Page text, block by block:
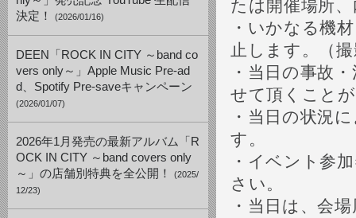
決定！
(2026/01/16)
DEEN「ROCK IN CITY ～band co
vers only～」Apple Music Pre-ad
d、Spotify Pre-saveキャンペーン
(2026/01/07)
2026年1月発売の最新アルバム「R
OCK IN CITY ～band covers only
～」の店舗別特典を全公開！
(2025/
12/23)
たは開催場所
・いかなる機
止します。（
・当日の事故
せて頂くこと
・当日の状況
す。
・イベント参
さい。
・当日は、会